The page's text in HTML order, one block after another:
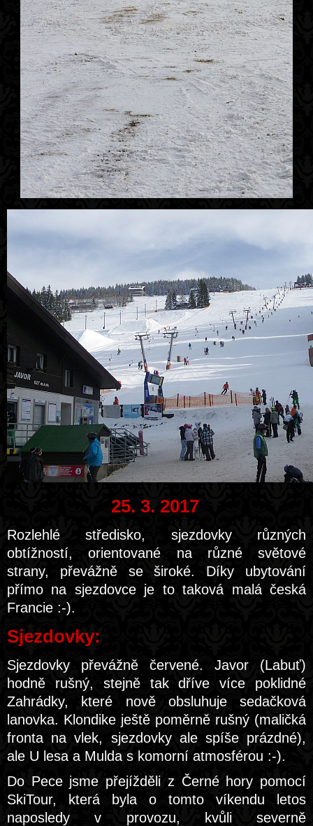
25. 3. 2017
Rozlehlé středisko, sjezdovky různých
obtížností, orientované na různé světové
strany, převážně se široké. Díky ubytování
přímo na sjezdovce je to taková malá česká
Francie :-).
Sjezdovky:
Sjezdovky převážně červené. Javor (Labuť)
hodně rušný, stejně tak dříve více poklidné
Zahrádky, které nově obsluhuje sedačková
lanovka. Klondike ještě poměrně rušný (maličká
fronta na vlek, sjezdovky ale spíše prázdné),
ale U lesa a Mulda s komorní atmosférou :-).
Do Pece jsme přejížděli z Černé hory pomocí
SkiTour, která byla o tomto víkendu letos
naposledy v provozu, kvůli severně